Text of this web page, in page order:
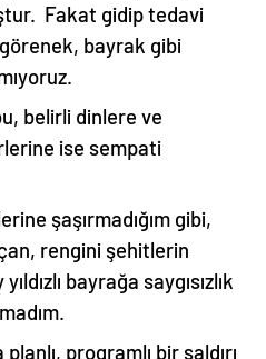
Fakat gidip tedavi
bayrak gibi
belirli dinlere ve
ise sempati
şaşırmadığım gibi,
rengini şehitlerin
bayrağa saygısızlık
planlı, programlı bir saldırı